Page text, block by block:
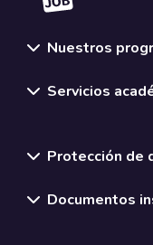
Nuestros
Servicios
Protección de
Documentos